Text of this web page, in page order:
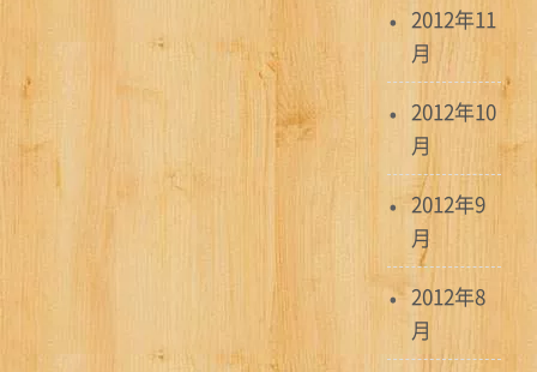
2012年11
月
2012年10
月
2012年9
月
2012年8
月